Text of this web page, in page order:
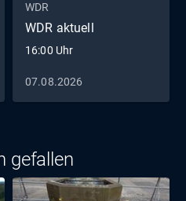
WDR
WDR aktuell
16:00 Uhr
07.08.2026
gefallen